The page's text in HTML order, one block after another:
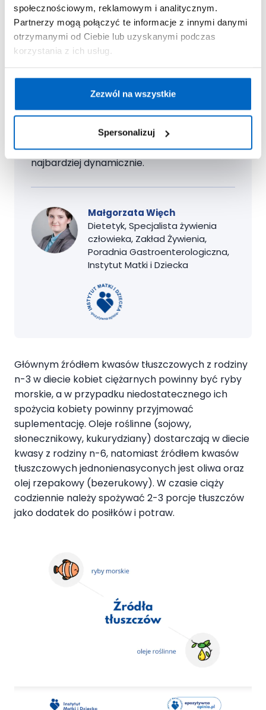
społecznościowym, reklamowym i analitycznym.
Partnerzy mogą połączyć te informacje z innymi danymi
otrzymanymi od Ciebie lub uzyskanymi podczas
korzystania z ich usług.
Zezwól na wszystkie
Spersonalizuj
prawidłowy rozwój układu nerwowego, w
tym mózgu i siatkówki oka płodu oraz
decydują o właściwym przebiegu ciąży.
Kwas DHA zmniejsza ryzyko wystąpienia
przedwczesnego, depresji poporodowej i
niskiej urodzeniowej masy ciała dziecka.
Zapotrzebowanie na ten związek jest
największe w III trymestrze ciąży, ponieważ
układ nerwowy dziecka rozwija się wtedy
najbardziej dynamicznie.
Małgorzata Więch
Dietetyk, Specjalista żywienia
człowieka, Zakład Żywienia,
Poradnia Gastroenterologiczna,
Instytut Matki i Dziecka
Głównym źródłem kwasów tłuszczowych z rodziny
n-3 w diecie kobiet ciężarnych powinny być ryby
morskie, a w przypadku niedostatecznego ich
spożycia kobiety powinny przyjmować
suplementację. Oleje roślinne (sojowy,
słonecznikowy, kukurydziany) dostarczają w diecie
kwasy z rodziny n-6, natomiast źródłem kwasów
tłuszczowych jednonienasyconych jest oliwa oraz
olej rzepakowy (bezerukowy). W czasie ciąży
codziennie należy spożywać 2-3 porcje tłuszczów
jako dodatek do posiłków i potraw.